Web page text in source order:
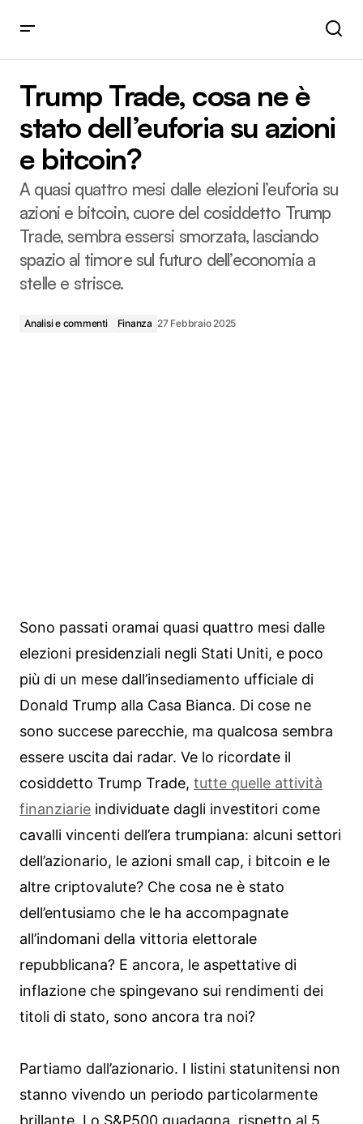
Trump Trade, cosa ne è
stato dell’euforia su azioni
e bitcoin?
A quasi quattro mesi dalle elezioni l’euforia su
azioni e bitcoin, cuore del cosiddetto Trump
Trade, sembra essersi smorzata, lasciando
spazio al timore sul futuro dell’economia a
stelle e strisce.
Analisi e commenti Finanza 27 Febbraio 2025
Sono passati oramai quasi quattro mesi dalle
elezioni presidenziali negli Stati Uniti, e poco
più di un mese dall’insediamento ufficiale di
Donald Trump alla Casa Bianca. Di cose ne
sono succese parecchie, ma qualcosa sembra
essere uscita dai radar. Ve lo ricordate il
cosiddetto Trump Trade, tutte quelle attività
finanziarie individuate dagli investitori come
cavalli vincenti dell’era trumpiana: alcuni settori
dell’azionario, le azioni small cap, i bitcoin e le
altre criptovalute? Che cosa ne è stato
dell’entusiamo che le ha accompagnate
all’indomani della vittoria elettorale
repubblicana? E ancora, le aspettative di
inflazione che spingevano sui rendimenti dei
titoli di stato, sono ancora tra noi?
Partiamo dall’azionario. I listini statunitensi non
stanno vivendo un periodo particolarmente
brillante. Lo S&P500 guadagna, rispetto al 5